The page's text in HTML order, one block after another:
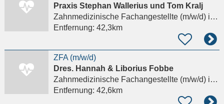
Praxis Stephan Wallerius und Tom Kralj
Zahnmedizinische Fachangestellte (m/w/d)in Schwalbach am Taunus
Entfernung: 42,3km
ZFA (m/w/d)
Dres. Hannah & Liborius Fobbe
Zahnmedizinische Fachangestellte (m/w/d)in Büdingen
Entfernung: 42,6km